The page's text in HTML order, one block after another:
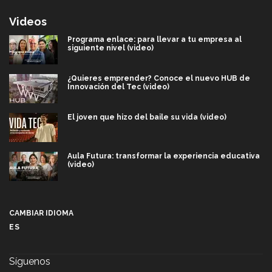
Videos
Programa enlace: para llevar a tu empresa al
siguiente nivel (video)
¿Quieres emprender? Conoce el nuevo HUB de
Innovación del Tec (video)
El joven que hizo del baile su vida (video)
Aula Futura: transformar la experiencia educativa
(video)
CAMBIAR IDIOMA
ES
Síguenos